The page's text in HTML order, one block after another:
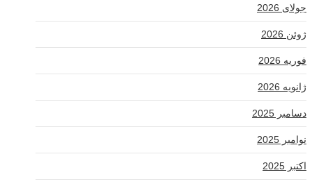
جولای 2026
ژوئن 2026
فوریه 2026
ژانویه 2026
دسامبر 2025
نوامبر 2025
اکتبر 2025